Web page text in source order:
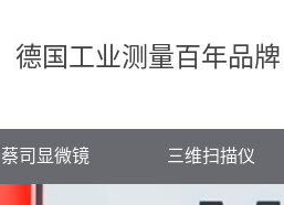
德国工业测量百年品牌
蔡司显微镜 三维扫描仪